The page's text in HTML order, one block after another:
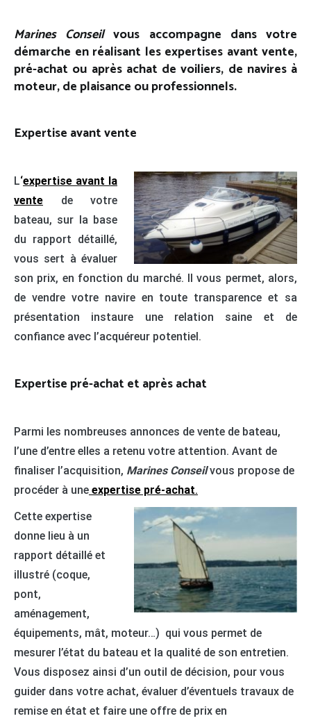
Marines Conseilvous accompagne dans votre
démarche en réalisant les expertises avant vente,
pré-achat ou après achat de voiliers, de navires à
moteur, de plaisance ou professionnels.
Expertise avant vente
L‘expertise avant la
vente de votre
bateau, sur la base
du rapport détaillé,
vous sert à évaluer
son prix, en fonction du marché. Il vous permet, alors,
de vendre votre navire en toute transparence et sa
présentation instaure une relation saine et de
confiance avec l’acquéreur potentiel.
Expertise pré-achat et après achat
Parmi les nombreuses annonces de vente de bateau,
l’une d’entre elles a retenu votre attention. Avant de
finaliser l’acquisition, Marines Conseilvous propose de
procéder à une expertise pré-achat.
Cette expertise
donne lieu à un
rapport détaillé et
illustré (coque,
pont,
aménagement,
équipements, mât, moteur…) qui vous permet de
mesurer l’état du bateau et la qualité de son entretien.
Vous disposez ainsi d’un outil de décision, pour vous
guider dans votre achat, évaluer d’éventuels travaux de
remise en état et faire une offre de prix en